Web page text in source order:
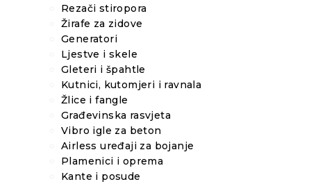
Rezači stiropora
Žirafe za zidove
Generatori
Ljestve i skele
Gleteri i špahtle
Kutnici, kutomjeri i ravnala
Žlice i fangle
Građevinska rasvjeta
Vibro igle za beton
Airless uređaji za bojanje
Plamenici i oprema
Kante i posude